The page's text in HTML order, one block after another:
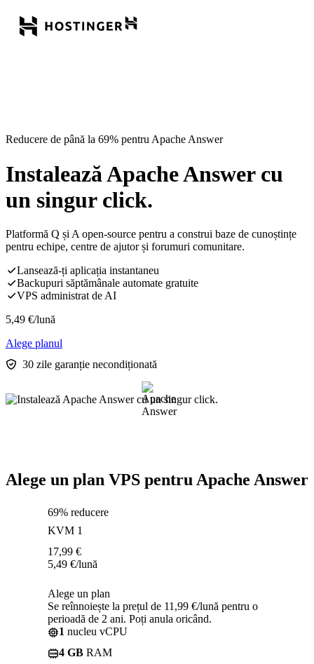
Reducere de până la 69% pentru Apache Answer
Instalează Apache Answer cu
un singur click.
Platformă Q și A open-source pentru a construi baze de cunoștințe
pentru echipe, centre de ajutor și forumuri comunitare.
Lansează-ți aplicația instantaneu
Backupuri săptămânale automate gratuite
VPS administrat de AI
5,49 €/lună
Alege planul
30 zile garanție necondiționată
Alege un plan VPS pentru Apache Answer
69% reducere
KVM 1
17,99 €
5,49 €/lună
Alege un plan
Se reînnoiește la prețul de 11,99 €/lună pentru o
perioadă de 2 ani. Poți anula oricând.
1 nucleu vCPU
4 GB RAM